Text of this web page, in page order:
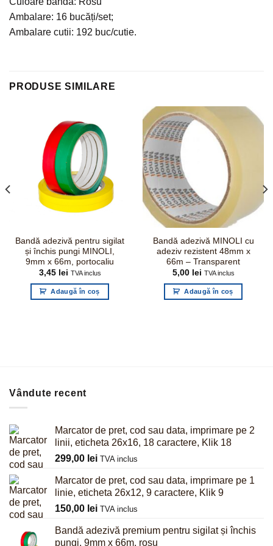
Ambalare: 16 bucăți/set;
Ambalare cutii: 192 buc/cutie.
PRODUSE SIMILARE
Bandă adezivă pentru sigilat
și închis pungi MINOLI,
9mm x 66m, portocaliu
3,45 lei TVA inclus
Adaugă în coș
Bandă adezivă MINOLI cu
adeziv rezistent 48mm x
66m – Transparent
5,00 lei TVA inclus
Adaugă în coș
Vândute recent
Marcator de pret, cod sau data, imprimare pe 2
linii, eticheta 26x16, 18 caractere, Klik 18
299,00 lei TVA inclus
Marcator de pret, cod sau data, imprimare pe 1
linie, eticheta 26x12, 9 caractere, Klik 9
150,00 lei TVA inclus
Bandă adezivă premium pentru sigilat și închis
pungi, 9mm x 66m, rosu